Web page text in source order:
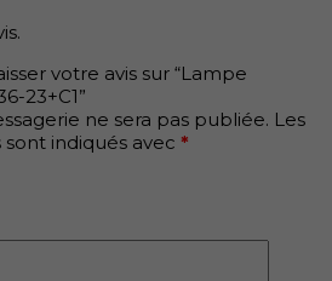
votre avis sur “Lampe
23+C1”
ne sera pas publiée. Les
indiqués avec *